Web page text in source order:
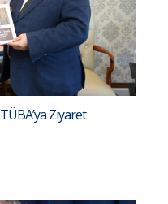
Ziyaret